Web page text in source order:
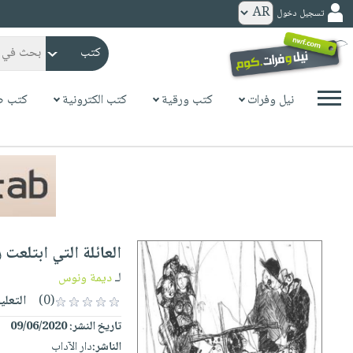
كتب
ورقية
المواضيع
مخفض
عروض
خاصة
صفحات
مشوقة
الكترونية
حديثاً
الأكثر
مبيعاً
كتب
مجانية
الصفحة
الرئيسية
masmu3
حدود
وناشئة
الصفحةوسائل
تسجيل دخول
نيل وفرات كتب ورقية كتب الكترونية كتب
العائلة التي ابتلعت
لـديمة ونوس
(0)
تاريخ النشر:09/06/2020
الناشر:دار الآداب